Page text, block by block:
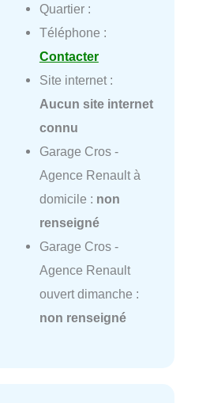
Quartier :
Téléphone :
Contacter
Site internet :
Aucun site internet
connu
Garage Cros -
Agence Renault à
domicile : non
renseigné
Garage Cros -
Agence Renault
ouvert dimanche :
non renseigné